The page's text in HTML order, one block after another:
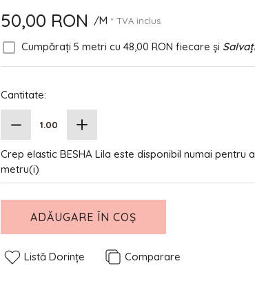
50,00 RON /M * TVA inclus
Cumpărați 5 metri cu48,00 RON fiecare și
Cantitate:
Crep elastic BESHA Lila este disponibil numai pentru
metru(i)
ADĂUGARE ÎN COȘ
Listă Dorințe Comparare